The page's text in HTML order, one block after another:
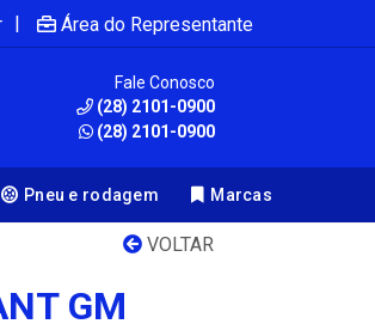
| Área do Representante
Fale Conosco
(28) 2101-0900
(28) 2101-0900
Pneu e rodagem Marcas
VOLTAR
GM